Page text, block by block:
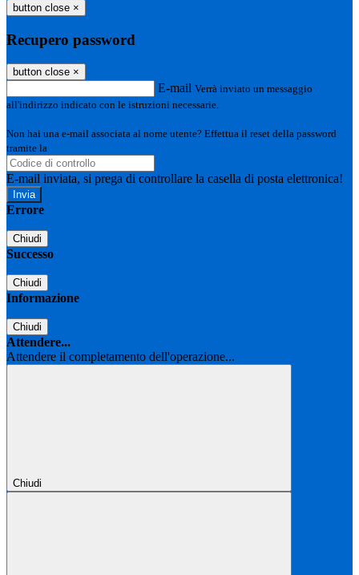
button close ×
Recupero password
button close ×
E-mail Verrà inviato un messaggio
all'indirizzo indicato con le istruzioni necessarie.
Non hai una e-mail associata al nome utente? Effettua il reset della password
tramite la
E-mail inviata, si prega di controllare la casella di posta elettronica!
Errore
Chiudi
Successo
Chiudi
Informazione
Chiudi
Attendere...
Attendere il completamento dell'operazione...
Chiudi